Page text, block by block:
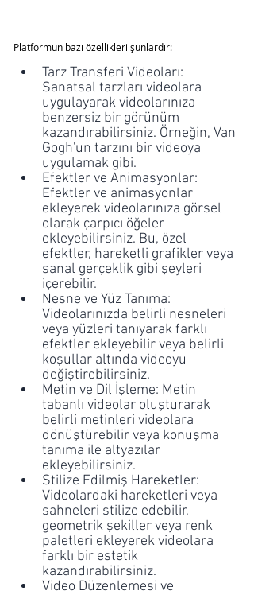
Platformun bazı özellikleri şunlardır:
Tarz Transferi Videoları:
Sanatsal tarzları videolara
uygulayarak videolarınıza
benzersiz bir görünüm
kazandırabilirsiniz. Örneğin, Van
Gogh'un tarzını bir videoya
uygulamak gibi.
Efektler ve Animasyonlar:
Efektler ve animasyonlar
ekleyerek videolarınıza görsel
olarak çarpıcı öğeler
ekleyebilirsiniz. Bu, özel
efektler, hareketli grafikler veya
sanal gerçeklik gibi şeyleri
içerebilir.
Nesne ve Yüz Tanıma:
Videolarınızda belirli nesneleri
veya yüzleri tanıyarak farklı
efektler ekleyebilir veya belirli
koşullar altında videoyu
değiştirebilirsiniz.
Metin ve Dil İşleme: Metin
tabanlı videolar oluşturarak
belirli metinleri videolara
dönüştürebilir veya konuşma
tanıma ile altyazılar
ekleyebilirsiniz.
Stilize Edilmiş Hareketler:
Videolardaki hareketleri veya
sahneleri stilize edebilir,
geometrik şekiller veya renk
paletleri ekleyerek videolara
farklı bir estetik
kazandırabilirsiniz.
Video Düzenlemesi ve